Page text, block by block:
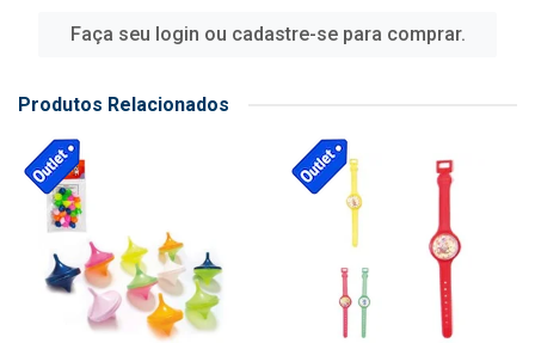
Faça seu login ou cadastre-se para comprar.
Produtos Relacionados